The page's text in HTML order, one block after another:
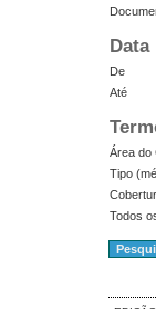
Data
De
Até
Área do
Tipo
Todos